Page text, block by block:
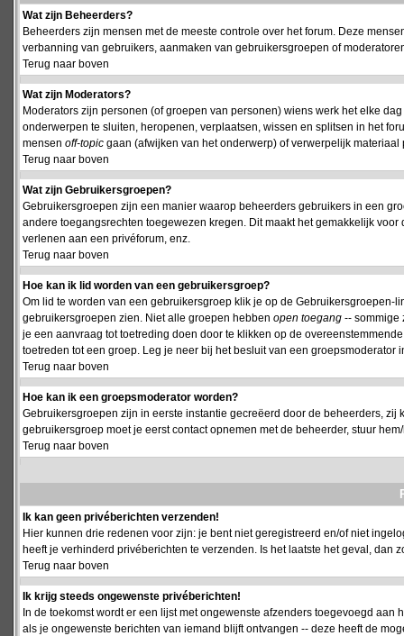
Wat zijn Beheerders?
Beheerders zijn mensen met de meeste controle over het forum. Deze
verbanning van gebruikers, aanmaken van gebruikersgroepen of
Terug naar boven
Wat zijn Moderators?
Moderators zijn personen (of groepen van personen) wiens werk het elke
onderwerpen te sluiten, heropenen, verplaatsen, wissen en splitsen in het
mensen off-topic gaan (afwijken van het onderwerp) of verwerpelijk materiaal
Terug naar boven
Wat zijn Gebruikersgroepen?
Gebruikersgroepen zijn een manier waarop beheerders gebruikers in een
andere toegangsrechten toegewezen kregen. Dit maakt het gemakkelijk
verlenen aan een privéforum, enz.
Terug naar boven
Hoe kan ik lid worden van een gebruikersgroep?
Om lid te worden van een gebruikersgroep klik je op de
gebruikersgroepen zien. Niet alle groepen hebben open toegang -- sommige
je een aanvraag tot toetreding doen door te klikken op de
toetreden tot een groep. Leg je neer bij het besluit van een
Terug naar boven
Hoe kan ik een groepsmoderator worden?
Gebruikersgroepen zijn in eerste instantie gecreëerd door de beheerders,
gebruikersgroep moet je eerst contact opnemen met de beheerder, stuur
Terug naar boven
Ik kan geen privéberichten verzenden!
Hier kunnen drie redenen voor zijn: je bent niet geregistreerd en/of niet
heeft je verhinderd privéberichten te verzenden. Is het laatste het geval, dan
Terug naar boven
Ik krijg steeds ongewenste privéberichten!
In de toekomst wordt er een lijst met ongewenste afzenders toegevoegd
als je ongewenste berichten van iemand blijft ontvangen -- deze heeft de